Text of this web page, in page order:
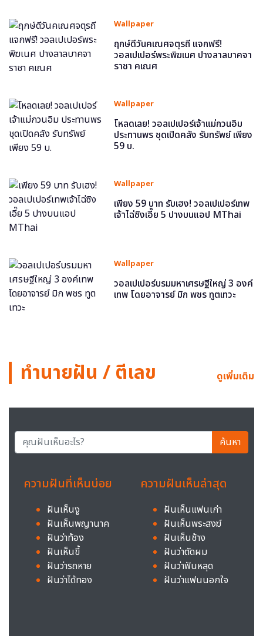
Wallpaper
ฤกษ์ดีวันคเณศจตุรถี แจกฟรี!
วอลเปเปอร์พระพิฆเนศ ปางลาลบาคจา
ราชา คเณศ
Wallpaper
โหลดเลย! วอลเปเปอร์เจ้าแม่กวนอิม
ประทานพร ชุดเปิดคลัง รับทรัพย์ เพียง
59 บ.
Wallpaper
เพียง 59 บาท รับเฮง! วอลเปเปอร์เทพ
เจ้าไฉ่ซิงเอี๊ย 5 ปางบนแอป MThai
Wallpaper
วอลเปเปอร์บรมมหาเศรษฐีใหญ่ 3 องค์
เทพ โดยอาจารย์ มิก พชร ทูตเทวะ
ทำนายฝัน / ตีเลข ดูเพิ่มเติม
ค้นหา
ความฝันที่เห็นบ่อย
ฝันเห็นงู
ฝันเห็นพญานาค
ฝันว่าท้อง
ฝันเห็นขี้
ฝันว่ารถหาย
ฝันว่าได้ทอง
ความฝันเห็นล่าสุด
ฝันเห็นแฟนเก่า
ฝันเห็นพระสงฆ์
ฝันเห็นช้าง
ฝันว่าตัดผม
ฝันว่าฟันหลุด
ฝันว่าแฟนนอกใจ